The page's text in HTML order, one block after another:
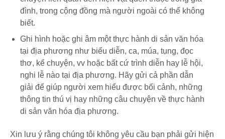
đình, trong cộng đồng mà người ngoài có thể không
biết.
Ghi hình hoặc ghi âm một thực hành di sản văn hóa
tại địa phương như biểu diễn, ca, múa, tụng, đọc
thơ, kể chuyện, vv hoặc bất cứ trình diễn hay lễ hội,
nghi lễ nào tại địa phương. Hãy gửi cả phần dẫn
giải để giúp người xem hiểu được bối cảnh, những
thông tin thú vị hay những câu chuyện về thực hành
di sản văn hóa địa phương.
Xin lưu ý rằng chúng tôi không yêu cầu bạn phải gửi hiện